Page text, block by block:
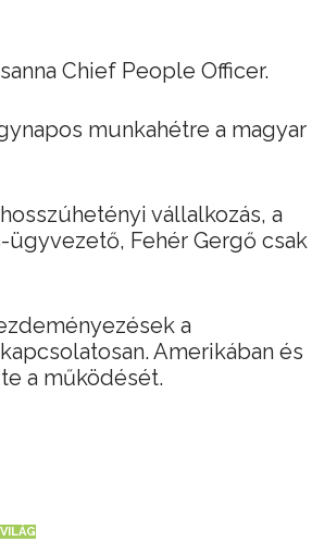
Chief People Officer.
munkahétre a magyar
vállalkozás, a
Fehér Gergő csak
a
Amerikában és
a működését.